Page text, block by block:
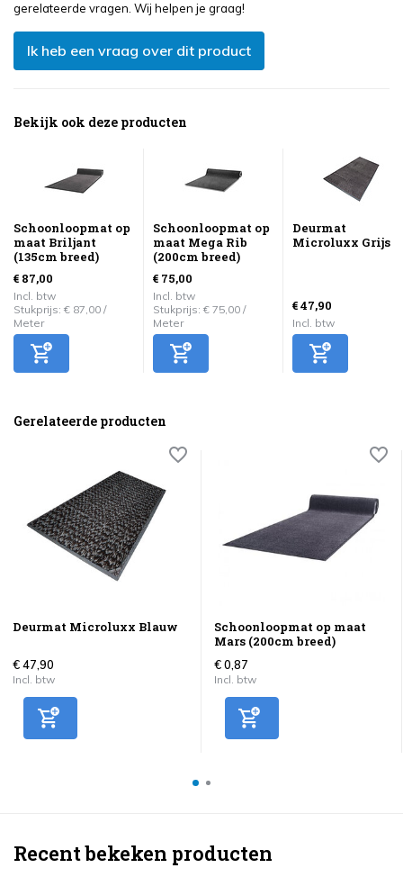
gerelateerde vragen. Wij helpen je graag!
Ik heb een vraag over dit product
Bekijk ook deze producten
Schoonloopmat op
maat Briljant
(135cm breed)
€ 87,00
Incl. btw
Stukprijs: € 87,00 /
Meter
Schoonloopmat op
maat Mega Rib
(200cm breed)
€ 75,00
Incl. btw
Stukprijs: € 75,00 /
Meter
Deurmat
Microluxx Grijs
€ 47,90
Incl. btw
Gerelateerde producten
Deurmat Microluxx Blauw
€ 47,90
Incl. btw
Schoonloopmat op maat
Mars (200cm breed)
€ 0,87
Incl. btw
Recent bekeken producten